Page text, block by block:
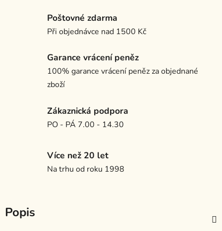
Poštovné zdarma
Při objednávce nad 1500 Kč
Garance vrácení peněz
100% garance vrácení peněz za objednané
zboží
Zákaznická podpora
PO - PÁ 7.00 - 14.30
Více než 20 let
Na trhu od roku 1998
Popis